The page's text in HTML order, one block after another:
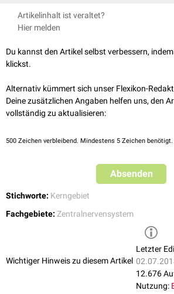
Der Nucleus Perlia ist in die
Dabei erhält er
Augen über die
Musculi recti mediales
), welche
Westphal-Kernen und von dort über das
ziehen.
Artikelinhalt ist veraltet?
Hier melden
Du kannst den Artikel selbst verbessern,
klickst.
Alternativ kümmert sich unser Flexikon-
Deine zusätzlichen Angaben helfen uns, den
vollständig zu aktualisieren:
500 Zeichen verbleibend. Mindestens 5 Zeichen benötigt.
Absenden
Stichworte: Kerngebiet
Fachgebiete: Zentralnervensystem
Wichtiger Hinweis zu diesem Artikel
Letzter
12.676
Nutzung: